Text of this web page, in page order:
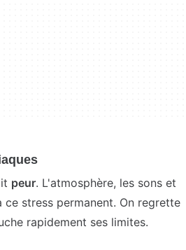
peur. L'atmosphère, les sons et
stress permanent. On regrette
rapidement ses limites.